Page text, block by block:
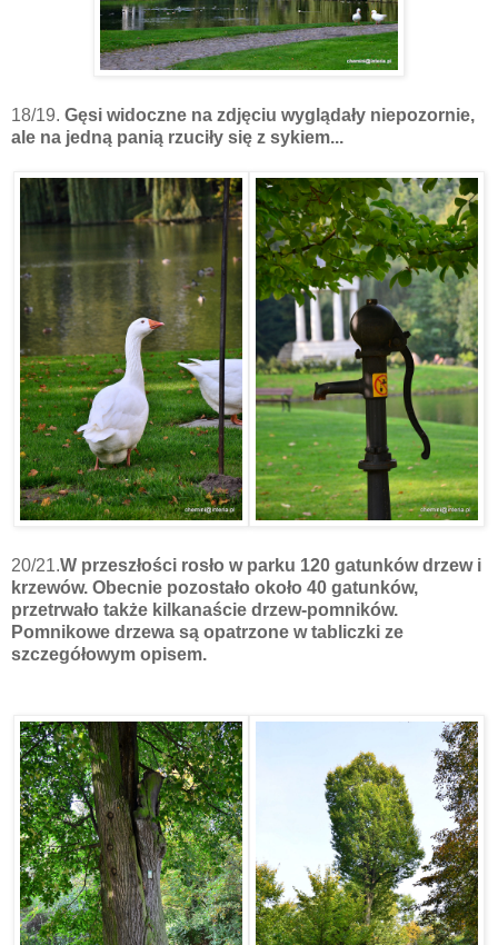
18/19. Gęsi widoczne na zdjęciu wyglądały niepozornie,
ale na jedną panią rzuciły się z sykiem...
20/21.W przeszłości rosło w parku 120 gatunków drzew i
krzewów. Obecnie pozostało około 40 gatunków,
przetrwało także kilkanaście drzew-pomników.
Pomnikowe drzewa są opatrzone w tabliczki ze
szczegółowym opisem.